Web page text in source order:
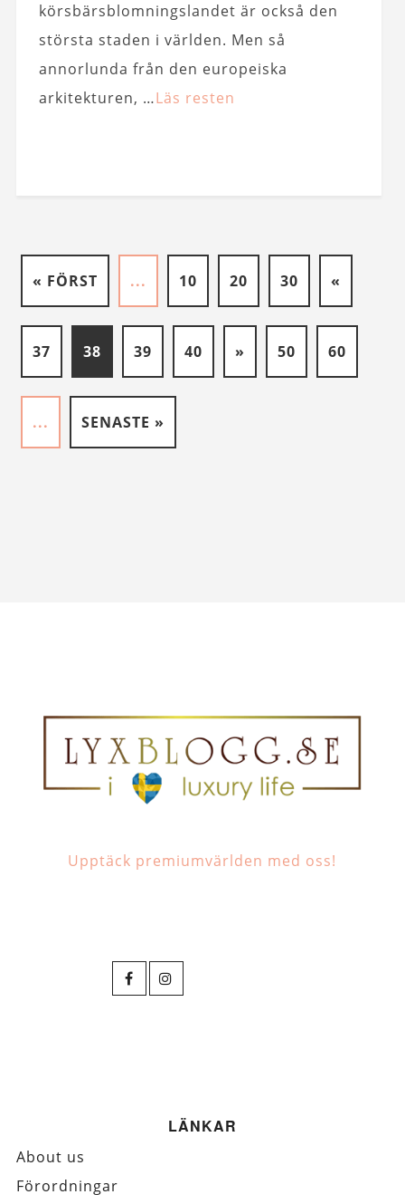
körsbärsblomningslandet är också den
största staden i världen. Men så
annorlunda från den europeiska
arkitekturen, …Läs resten
« FÖRST ... 10 20 30 «
37 38 39 40 » 50 60
... SENASTE »
Upptäck premiumvärlden med oss!
LÄNKAR
About us
Förordningar